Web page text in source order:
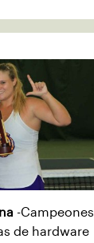
-Campeones
de hardware